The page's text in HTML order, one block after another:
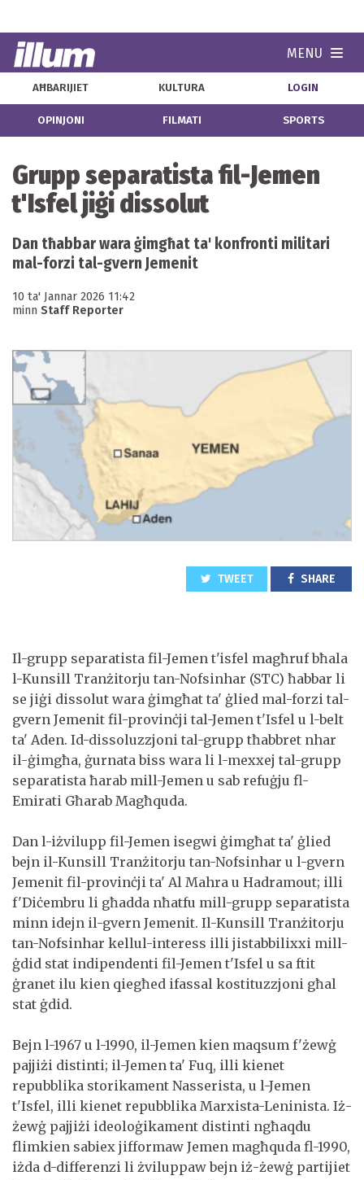
MENU
AĦBARIJIET KULTURA LOGIN
OPINJONI FILMATI SPORTS
Grupp separatista fil-Jemen
t'Isfel jiġi dissolut
Dan tħabbar wara ġimgħat ta' konfronti militari
mal-forzi tal-gvern Jemenit
10 ta' Jannar 2026 11:42
minn Staff Reporter
TWEET SHARE
Il-grupp separatista fil-Jemen t'isfel magħruf bħala
l-Kunsill Tranżitorju tan-Nofsinhar (STC) ħabbar li
se jiġi dissolut wara ġimgħat ta' ġlied mal-forzi tal-
gvern Jemenit fil-provinċji tal-Jemen t'Isfel u l-belt
ta' Aden. Id-dissoluzzjoni tal-grupp tħabbret nhar
il-ġimgħa, ġurnata biss wara li l-mexxej tal-grupp
separatista ħarab mill-Jemen u sab refuġju fl-
Emirati Għarab Magħquda.
Dan l-iżvilupp fil-Jemen isegwi ġimgħat ta' ġlied
bejn il-Kunsill Tranżitorju tan-Nofsinhar u l-gvern
Jemenit fil-provinċji ta' Al Mahra u Hadramout; illi
f'Diċembru li għadda nħatfu mill-grupp separatista
minn idejn il-gvern Jemenit. Il-Kunsill Tranżitorju
tan-Nofsinhar kellul-interess illi jistabbilixxi mill-
ġdid stat indipendenti fil-Jemen t'Isfel u sa ftit
ġranet ilu kien qiegħed ifassal kostituzzjoni għal
stat ġdid.
Bejn l-1967 u l-1990, il-Jemen kien maqsum f'żewġ
pajjiżi distinti; il-Jemen ta' Fuq, illi kienet
repubblika storikament Nasserista, u l-Jemen
t'Isfel, illi kienet repubblika Marxista-Leninista. Iż-
żewġ pajjiżi ideoloġikament distinti ngħaqdu
flimkien sabiex jifformaw Jemen magħquda fl-1990,
iżda d-differenzi li żviluppaw bejn iż-żewġ partijiet